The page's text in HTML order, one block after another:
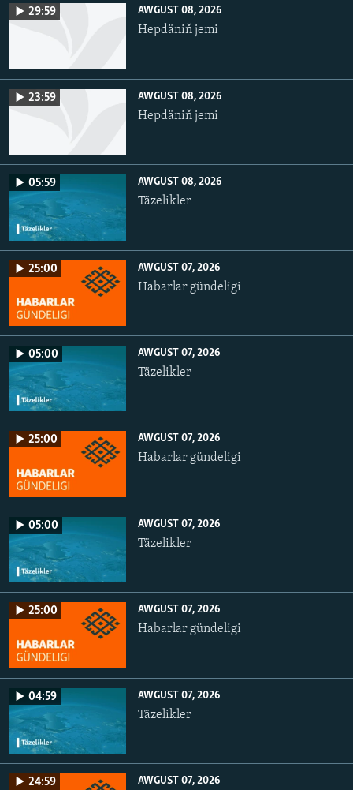
29:59 AWGUST 08, 2026
Hepdäniň jemi
23:59 AWGUST 08, 2026
Hepdäniň jemi
05:59 AWGUST 08, 2026
Täzelikler
25:00 AWGUST 07, 2026
Habarlar gündeligi
05:00 AWGUST 07, 2026
Täzelikler
25:00 AWGUST 07, 2026
Habarlar gündeligi
05:00 AWGUST 07, 2026
Täzelikler
25:00 AWGUST 07, 2026
Habarlar gündeligi
04:59 AWGUST 07, 2026
Täzelikler
24:59 AWGUST 07, 2026